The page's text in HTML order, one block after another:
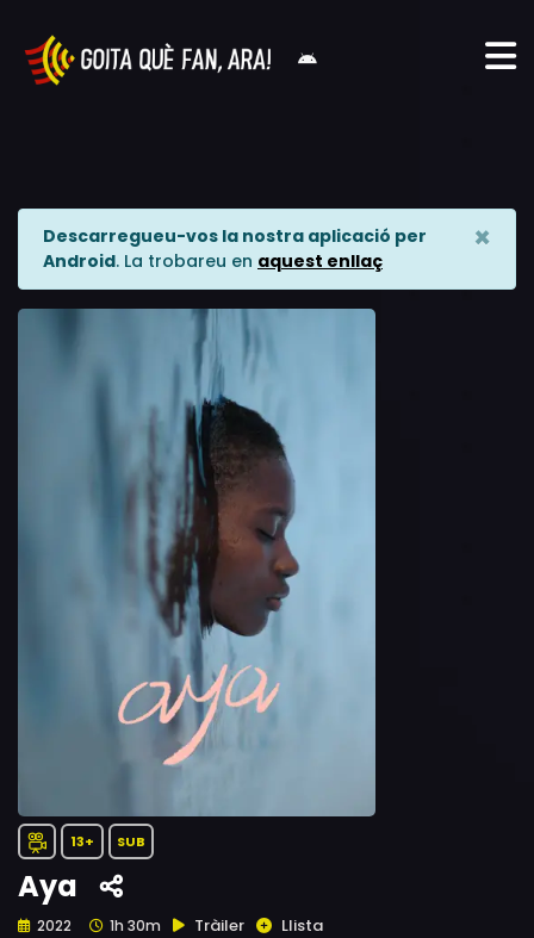
Descarregueu-vos la nostra aplicació per
Android. La trobareu en aquest enllaç
×
13+ SUB
Aya
2022 1h 30m Tràiler Llista